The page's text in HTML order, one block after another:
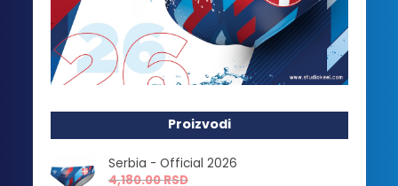
Proizvodi
Serbia - Official 2026
4,180.00RSD